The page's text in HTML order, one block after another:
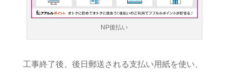
NP後払い
工事終了後、後日郵送される支払い用紙を使い、